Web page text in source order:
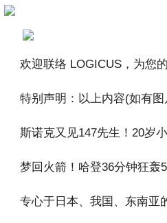
欢迎联络 LOGICUS，为您的
特别声明：以上内容(如有图片
斯诺克又见147先生！20岁小
梦回火箭！哈登36分钟狂轰
专心于日本、我国、东南亚的